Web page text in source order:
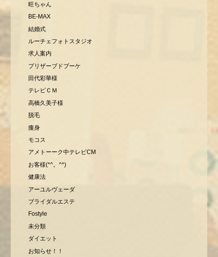
旺ちゃん
BE-MAX
結婚式
ルーチェフォトスタジオ
求人案内
プリザーブドブーケ
田代彩華様
テレビＣＭ
高橋久美子様
脱毛
痩身
モコス
アメトーーク中テレビCM
お客様(*^。^*)
健康法
アーユルヴェーダ
ブライダルエステ
Fostyle
未分類
ダイエット
お知らせ！！